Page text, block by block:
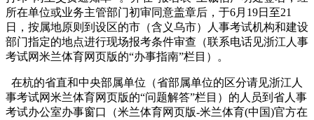
所在单位或业务主管部门初审同意盖章后，于6月19日至21
日，按属地原则到设区的市（含义乌市）人事考试机构和建设
部门指定的地点进行现场报考条件审查（联系电话见浙江人事
考试网米兰体育网页版的“办事指南”栏目）。
在杭的省直和中央部属单位（省部属单位的区分请见浙江人
事考试网米兰体育网页版的“问题解答”栏目）的人员到省人事
考试办公室办事窗口（米兰体育网页版-米兰体育(中国)官方在